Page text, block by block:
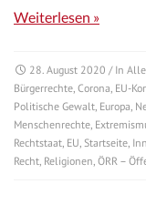
Weiterlesen »
28. August 2020 / In
Bürgerrechte Corona EU-
Politische Gewalt Europa
Menschenrechte
Rechtstaat EU Startseite
Recht Religionen ÖRR –